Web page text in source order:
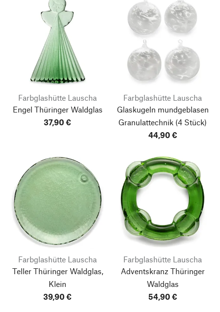
Farbglashütte Lauscha
Engel Thüringer Waldglas
37,90 €
Farbglashütte Lauscha
Glaskugeln mundgeblasen
Granulattechnik (4 Stück)
44,90 €
Farbglashütte Lauscha
Teller Thüringer Waldglas,
Klein
39,90 €
Farbglashütte Lauscha
Adventskranz Thüringer
Waldglas
54,90 €